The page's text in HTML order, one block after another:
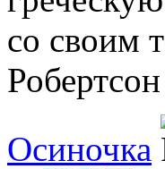
со своим
Осиночка